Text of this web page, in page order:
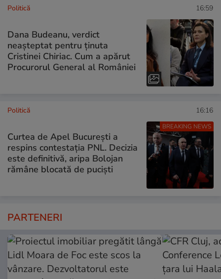
Politică 16:59
Dana Budeanu, verdict
neașteptat pentru ținuta
Cristinei Chiriac. Cum a apărut
Procurorul General al României
BREAKING NEWS
Politică 16:16
Curtea de Apel București a
respins contestația PNL. Decizia
este definitivă, aripa Bolojan
rămâne blocată de puciști
PARTENERI